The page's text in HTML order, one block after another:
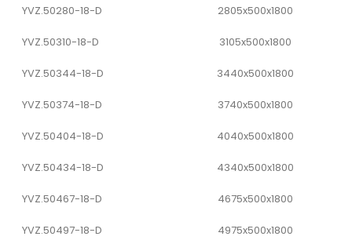
YVZ.50280-18-D 2805x500x1800
YVZ.50310-18-D 3105x500x1800
YVZ.50344-18-D 3440x500x1800
YVZ.50374-18-D 3740x500x1800
YVZ.50404-18-D 4040x500x1800
YVZ.50434-18-D 4340x500x1800
YVZ.50467-18-D 4675x500x1800
YVZ.50497-18-D 4975x500x1800